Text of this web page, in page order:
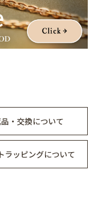
・交換について
ラッピングについて